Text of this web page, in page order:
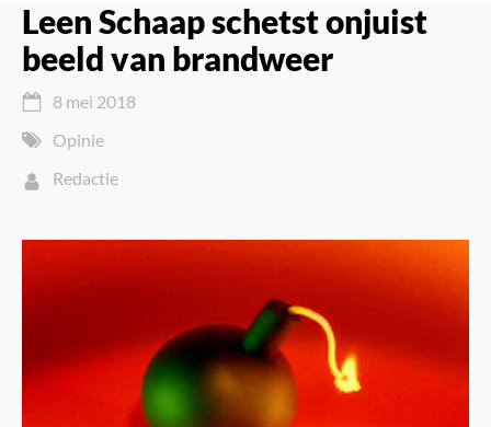
Leen Schaap schetst onjuist
beeld van brandweer
8 mei 2018
Opinie
Redactie